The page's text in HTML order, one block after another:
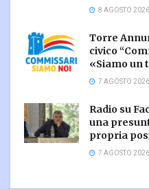
8 AGOSTO 2026
Torre
civico
«Siamo un
7 AGOSTO 2026
Radio su
una
propria
7 AGOSTO 2026